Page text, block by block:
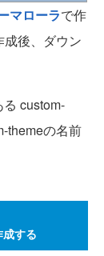
マローラで作
後、ダウン
custom-
themeの名前
する